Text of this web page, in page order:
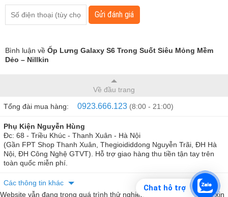
Gửi đánh giá
Bình luận về Ốp Lưng Galaxy S6 Trong Suốt Siêu Mỏng Mềm
Dẻo – Nillkin
Về đầu trang
Tổng đài mua hàng: 0923.666.123 (8:00 - 21:00)
Phụ Kiện Nguyễn Hùng
Đc: 68 - Triều Khúc - Thanh Xuân - Hà Nội
(Gần FPT Shop Thanh Xuân, Thegioididdong Nguyễn Trãi, ĐH Hà
Nội, ĐH Công Nghệ GTVT). Hỗ trợ giao hàng thu tiền tận tay trên
toàn quốc miễn phí.
Các thông tin khác
Website vẫn đang trong quá trình thử nghiệm. Nếu phát hiện lỗi gì xin
Chat hỗ trợ